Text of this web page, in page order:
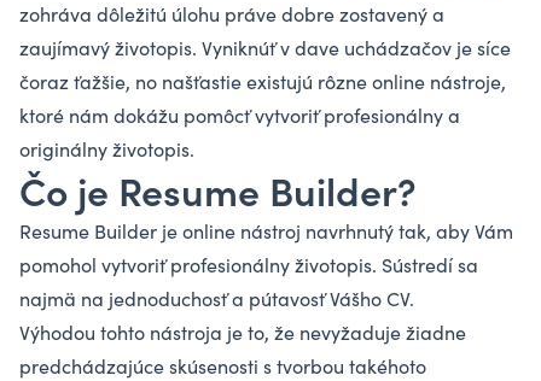
zohráva dôležitú úlohu práve dobre zostavený a
zaujímavý životopis. Vyniknúť v dave uchádzačov je síce
čoraz ťažšie, no našťastie existujú rôzne online nástroje,
ktoré nám dokážu pomôcť vytvoriť profesionálny a
originálny životopis.
Čo je Resume Builder?
Resume Builder je online nástroj navrhnutý tak, aby Vám
pomohol vytvoriť profesionálny životopis. Sústredí sa
najmä na jednoduchosť a pútavosť Vášho CV.
Výhodou tohto nástroja je to, že nevyžaduje žiadne
predchádzajúce skúsenosti s tvorbou takéhoto